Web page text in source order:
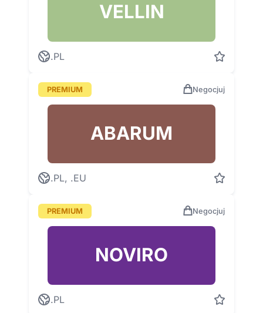
VELLIN
.PL
PREMIUM Negocjuj
ABARUM
.PL, .EU
PREMIUM Negocjuj
NOVIRO
.PL